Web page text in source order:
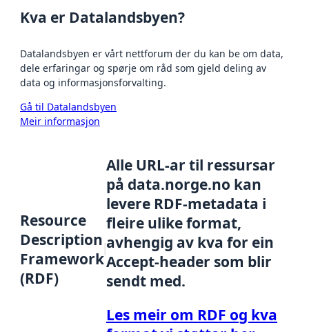
Kva er Datalandsbyen?
Datalandsbyen er vårt nettforum der du kan be om data,
dele erfaringar og spørje om råd som gjeld deling av
data og informasjonsforvalting.
Gå til Datalandsbyen
Meir informasjon
Resource
Description
Framework
(RDF)
Alle URL-ar til ressursar
på data.norge.no kan
levere RDF-metadata i
fleire ulike format,
avhengig av kva for ein
Accept-header som blir
sendt med.
Les meir om RDF og kva